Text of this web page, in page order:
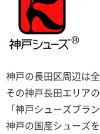
神戸の長田区周辺は
その神戸長田エリア
「神戸シューズブラ
神戸の国産シューズ